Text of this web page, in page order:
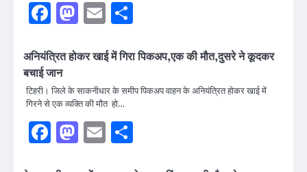
Facebook
Mastodon
Email
अनियंत्रित होकर खाई में गिरा पिकअप,एक की मौत,दुसरे ने कूदकर
बचाई जान
टिहरी। जिले के साकनीधार के समीप पिकअप वाहन के अनियंत्रित होकर खाई में
गिरने से एक व्यक्ति की मौत हो…
Facebook
Mastodon
Email